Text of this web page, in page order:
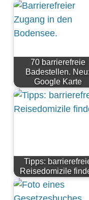
70 barrierefreie
Badestellen. Neu:
Google Karte
Tipps:
Reisedomizile